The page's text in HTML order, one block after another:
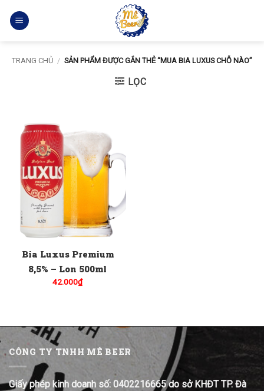
qua
TRANG CHỦ / SẢN PHẨM ĐƯỢC GẮN THẺ “MUA BIA LUXUS CHỖ NÀO”
LỌC
Bia Luxus Premium
8,5% – Lon 500ml
42.000₫
CÔNG TY TNHH MÊ BEER
Giấy phép kinh doanh số: 0402216665 do sở KHĐT TP. Đà